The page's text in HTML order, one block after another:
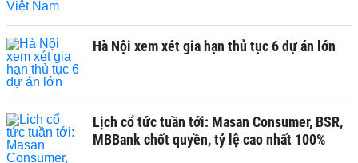
Hà Nội xem xét gia hạn thủ tục 6 dự án lớn
Lịch cổ tức tuần tới: Masan Consumer, BSR,
MBBank chốt quyền, tỷ lệ cao nhất 100%